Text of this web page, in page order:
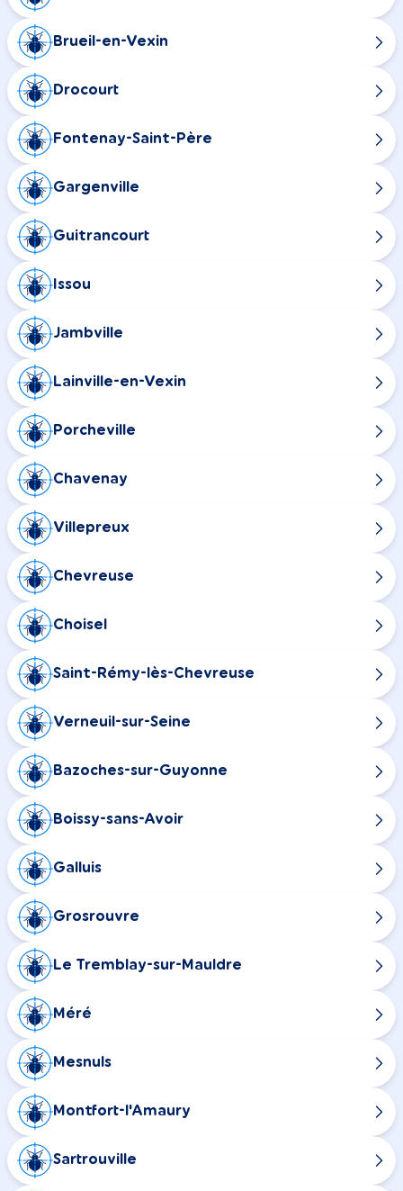
Brueil-en-Vexin
Drocourt
Fontenay-Saint-Père
Gargenville
Guitrancourt
Issou
Jambville
Lainville-en-Vexin
Porcheville
Chavenay
Villepreux
Chevreuse
Choisel
Saint-Rémy-lès-Chevreuse
Verneuil-sur-Seine
Bazoches-sur-Guyonne
Boissy-sans-Avoir
Galluis
Grosrouvre
Le Tremblay-sur-Mauldre
Méré
Mesnuls
Montfort-l'Amaury
Sartrouville